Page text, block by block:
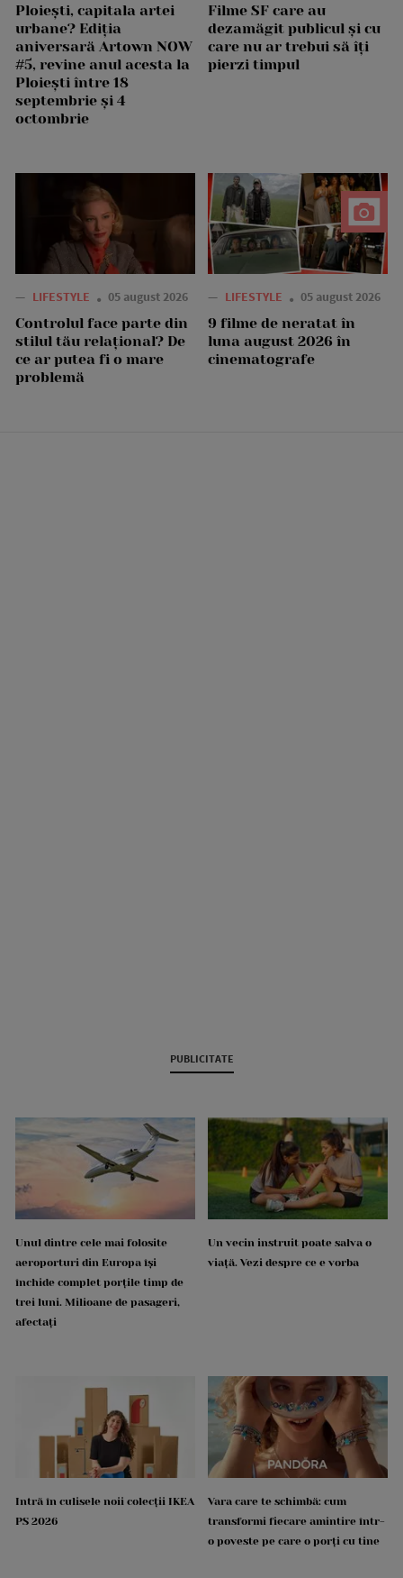
Ploiești, capitala artei
urbane? Ediția
aniversară Artown NOW
#5, revine anul acesta la
Ploiești între 18
septembrie și 4
octombrie
Filme SF care au
dezamăgit publicul și cu
care nu ar trebui să îți
pierzi timpul
— LIFESTYLE 05 august 2026
Controlul face parte din
stilul tău relațional? De
ce ar putea fi o mare
problemă
— LIFESTYLE 05 august 2026
9 filme de neratat în
luna august 2026 în
cinematografe
PUBLICITATE
Unul dintre cele mai folosite
aeroporturi din Europa își
închide complet porțile timp de
trei luni. Milioane de pasageri,
afectați
Un vecin instruit poate salva o
viață. Vezi despre ce e vorba
Intră în culisele noii colecții IKEA
PS 2026
Vara care te schimbă: cum
transformi fiecare amintire într-
o poveste pe care o porți cu tine